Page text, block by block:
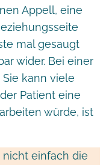
Appell, eine
mal gesaugt
wider. Bei einer
kann viele
Patient eine
würde, ist
nicht einfach die